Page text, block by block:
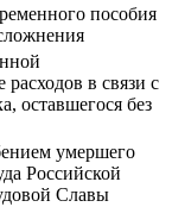
пособия
в связи с
оставшегося без
умершего
Российской
Славы